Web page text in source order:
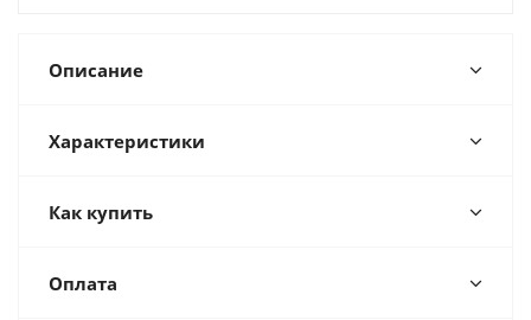
Описание
Характеристики
Как купить
Оплата